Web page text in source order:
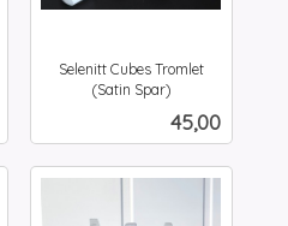
Selenitt Cubes Tromlet
(Satin Spar)
Pris
45,00